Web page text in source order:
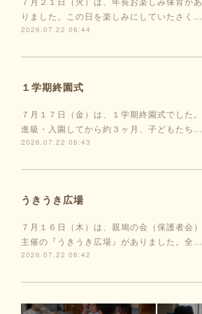
りました。この日を楽しみにしていたさく…
2026.07.22 06:44
１学期終園式
７月１７日（金）は、１学期終園式でした。
進級・入園してから約３ヶ月、子どもたち…
2026.07.22 06:43
うきうき広場
７月１６日（木）は、親鳩の会（保護者会）
主催の『うきうき広場』がありました。全…
2026.07.22 06:42